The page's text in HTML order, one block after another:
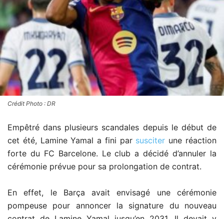
Crédit Photo : DR
Empêtré dans plusieurs scandales depuis le début de
cet été, Lamine Yamal a fini par susciter une réaction
forte du FC Barcelone. Le club a décidé d’annuler la
cérémonie prévue pour sa prolongation de contrat.
En effet, le Barça avait envisagé une cérémonie
pompeuse pour annoncer la signature du nouveau